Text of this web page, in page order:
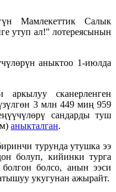
Мамлекеттик Салык
утуп ал!" лотереясынын
аныктоо 1-июлда
сканерленген
3 млн 449 миң 959
сандарды туш
аныкталган.
турунда утушка ээ
болуп, кийинки турга
болсо, анын ээси
укугунан ажырайт.